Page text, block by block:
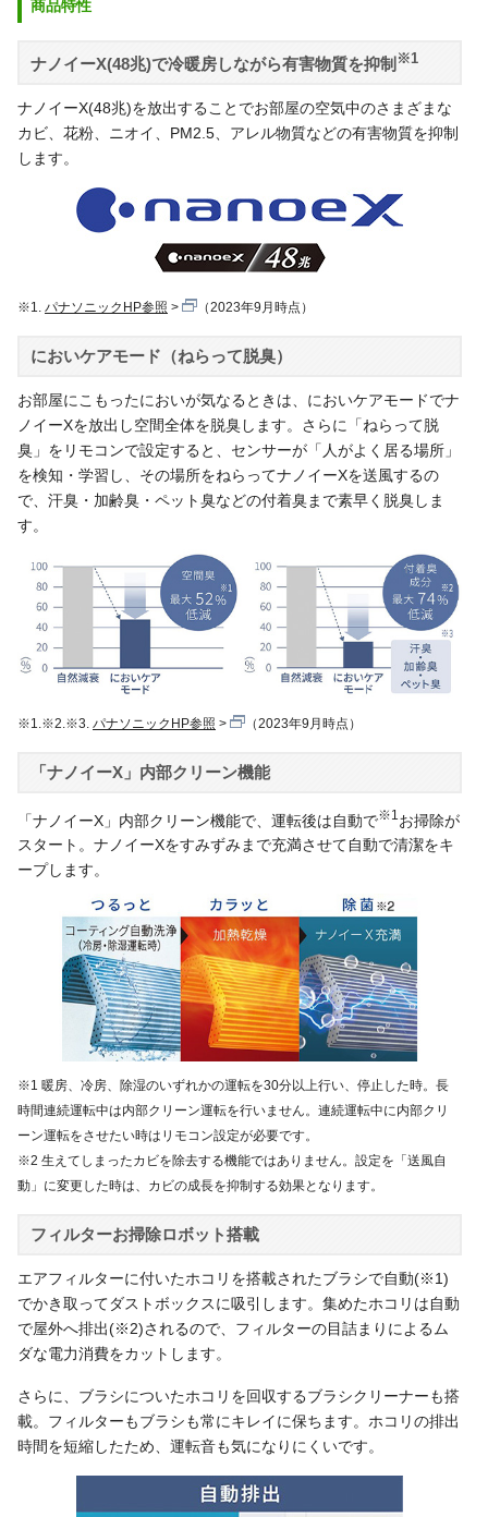
商品特性
ナノイーX(48兆)で冷暖房しながら有害物質を抑制 ※1
ナノイーX(48兆)を放出することでお部屋の空気中のさまざまな
カビ、花粉、ニオイ、PM2.5、アレル物質などの有害物質を抑制
します。
※1. パナソニックHP参照 （2023年9月時点）
においケアモード（ねらって脱臭）
お部屋にこもったにおいが気なるときは、においケアモードでナ
ノイーXを放出し空間全体を脱臭します。さらに「ねらって脱
臭」をリモコンで設定すると、センサーが「人がよく居る場所」
を検知・学習し、その場所をねらってナノイーXを送風するの
で、汗臭・加齢臭・ペット臭などの付着臭まで素早く脱臭しま
す。
※1.※2.※3. パナソニックHP参照 （2023年9月時点）
「ナノイーX」内部クリーン機能
「ナノイーX」内部クリーン機能で、運転後は自動で※1 お掃除が
スタート。ナノイーXをすみずみまで充満させて自動で清潔をキ
ープします。
※1 暖房、冷房、除湿のいずれかの運転を30分以上行い、停止した時。長
時間連続運転中は内部クリーン運転を行いません。連続運転中に内部クリ
ーン運転をさせたい時はリモコン設定が必要です。
※2 生えてしまったカビを除去する機能ではありません。設定を「送風自
動」に変更した時は、カビの成長を抑制する効果となります。
フィルターお掃除ロボット搭載
エアフィルターに付いたホコリを搭載されたブラシで自動(※1)
でかき取ってダストボックスに吸引します。集めたホコリは自動
で屋外へ排出(※2)されるので、フィルターの目詰まりによるム
ダな電力消費をカットします。
さらに、ブラシについたホコリを回収するブラシクリーナーも搭
載。フィルターもブラシも常にキレイに保ちます。ホコリの排出
時間を短縮したため、運転音も気になりにくいです。